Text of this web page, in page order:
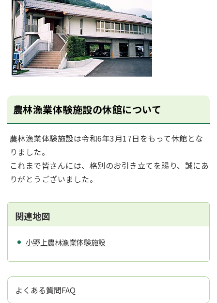
農林漁業体験施設の休館について
農林漁業体験施設は令和6年3月17日をもって休館とな
りました。
これまで皆さんには、格別のお引き立てを賜り、誠にあ
りがとうございました。
関連地図
小野上農林漁業体験施設
よくある質問FAQ